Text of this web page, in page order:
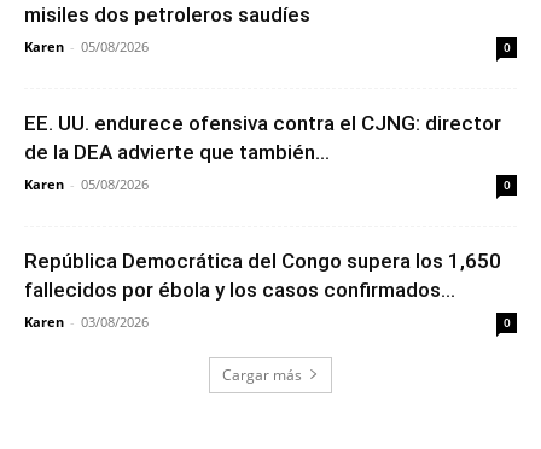
misiles dos petroleros saudíes
Karen - 05/08/2026 0
EE. UU. endurece ofensiva contra el CJNG: director
de la DEA advierte que también...
Karen - 05/08/2026 0
República Democrática del Congo supera los 1,650
fallecidos por ébola y los casos confirmados...
Karen - 03/08/2026 0
Cargar más